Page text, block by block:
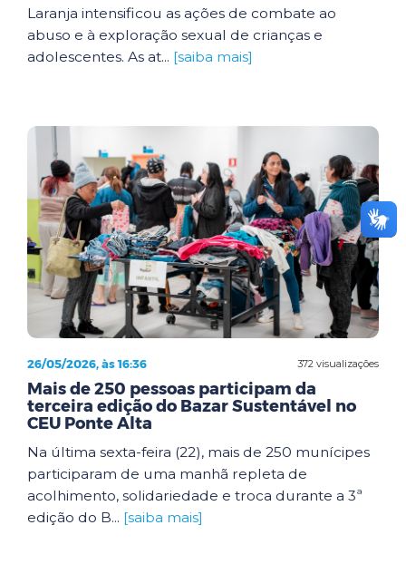
Laranja intensificou as ações de combate ao
abuso e à exploração sexual de crianças e
adolescentes. As at... [saiba mais]
372 visualizações
26/05/2026, às 16:36
Mais de 250 pessoas participam da
terceira edição do Bazar Sustentável no
CEU Ponte Alta
Na última sexta-feira (22), mais de 250 munícipes
participaram de uma manhã repleta de
acolhimento, solidariedade e troca durante a 3ª
edição do B... [saiba mais]